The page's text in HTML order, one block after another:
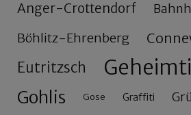
Anger-Crottendorf
Böhlitz-Ehrenberg
Eutritzsch
Gohlis Gose Graffiti